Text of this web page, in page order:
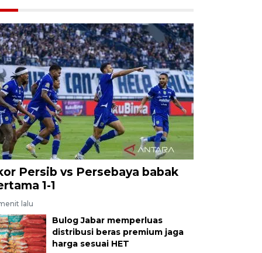
Persib vs Persebaya babak
1-1
lalu
Bulog Jabar memperluas
distribusi beras premium jaga
harga sesuai HET